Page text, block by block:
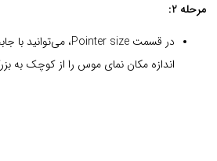
مرحله 2:
اندازه مکان نمای موس را از کوچک به